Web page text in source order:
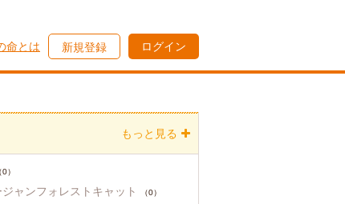
命とは 新規登録 ログイン
0）
ジャンフォレストキャット （0）
もっと見る